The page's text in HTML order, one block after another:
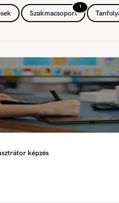
1
Szakmacsoport
képzés